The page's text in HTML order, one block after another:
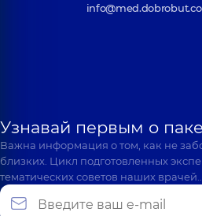
Узнавай первым о
Важна информация о том, как не
близких. Цикл подготовленных
тематических советов наших